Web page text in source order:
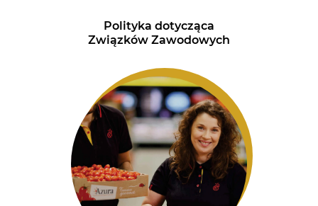
Polityka dotycząca
Związków Zawodowych